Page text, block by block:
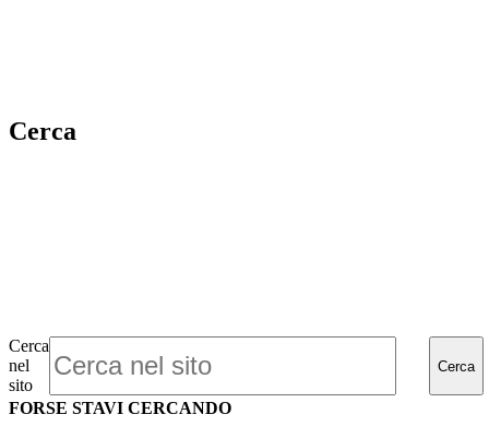
Cerca
Cerca
nel
sito
Cerca
FORSE STAVI CERCANDO